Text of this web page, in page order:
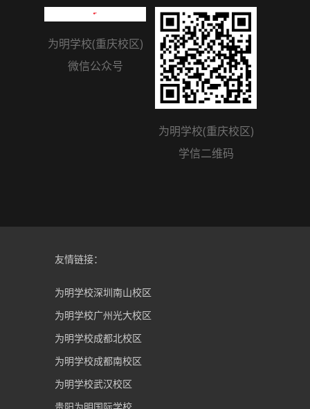
为明学校(重庆校区)
微信公众号
为明学校(重庆校区)
学信二维码
友情链接：
为明学校深圳南山校区
为明学校广州光大校区
为明学校成都北校区
为明学校成都南校区
为明学校武汉校区